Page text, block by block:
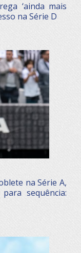
‘ainda mais
na Série D
na Série A,
sequência: